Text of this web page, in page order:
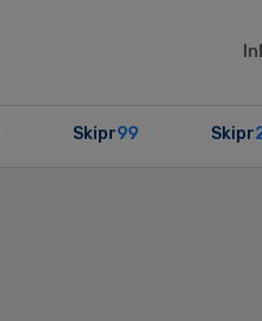
Skipr99 Skipr